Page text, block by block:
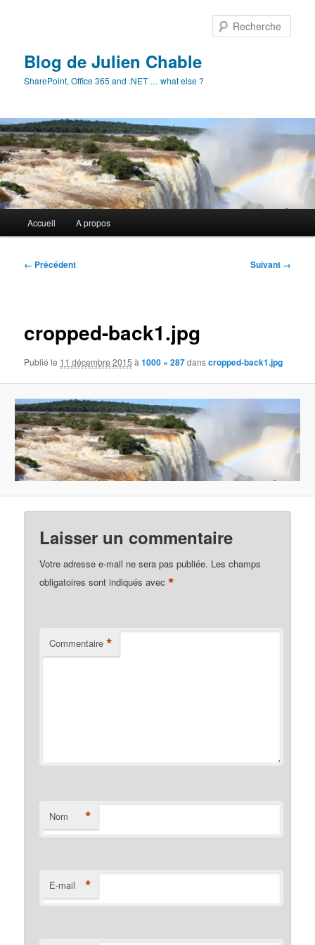
Blog de Julien Chable
SharePoint, Office 365 and .NET … what else ?
principal
Accueil A propos
Navigation
← Précédent Suivant →
cropped-back1.jpg
Publié le 11 décembre 2015 à1000 × 287danscropped-back1.jpg
Laisser un commentaire
Votre adresse e-mail ne sera pas publiée. Les champs
obligatoires sont indiqués avec*
Commentaire *
Nom *
E-mail *